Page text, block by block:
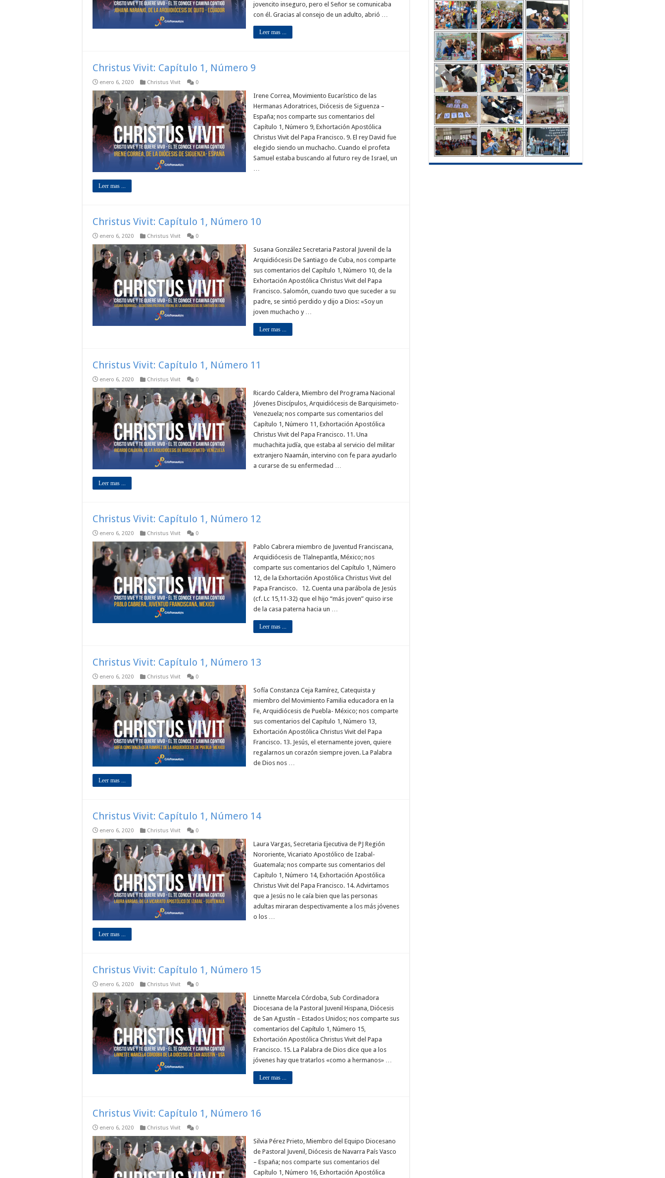
jovencito inseguro, pero el Señor se comunicaba
con él. Gracias al consejo de un adulto, abrió …
Leer mas ...
Christus Vivit: Capítulo 1, Número 9
enero 6, 2020 Christus Vivit 0
Irene Correa, Movimiento Eucarístico de las
Hermanas Adoratrices, Diócesis de Siguenza –
España; nos comparte sus comentarios del
Capítulo 1, Número 9, Exhortación Apostólica
Christus Vivit del Papa Francisco. 9. El rey David fue
elegido siendo un muchacho. Cuando el profeta
Samuel estaba buscando al futuro rey de Israel, un
…
Leer mas ...
Christus Vivit: Capítulo 1, Número 10
enero 6, 2020 Christus Vivit 0
Susana González Secretaria Pastoral Juvenil de la
Arquidiócesis De Santiago de Cuba, nos comparte
sus comentarios del Capítulo 1, Número 10, de la
Exhortación Apostólica Christus Vivit del Papa
Francisco. Salomón, cuando tuvo que suceder a su
padre, se sintió perdido y dijo a Dios: «Soy un
joven muchacho y …
Leer mas ...
Christus Vivit: Capítulo 1, Número 11
enero 6, 2020 Christus Vivit 0
Ricardo Caldera, Miembro del Programa Nacional
Jóvenes Discípulos, Arquidiócesis de Barquisimeto-
Venezuela; nos comparte sus comentarios del
Capítulo 1, Número 11, Exhortación Apostólica
Christus Vivit del Papa Francisco. 11. Una
muchachita judía, que estaba al servicio del militar
extranjero Naamán, intervino con fe para ayudarlo
a curarse de su enfermedad …
Leer mas ...
Christus Vivit: Capítulo 1, Número 12
enero 6, 2020 Christus Vivit 0
Pablo Cabrera miembro de Juventud Franciscana,
Arquidiócesis de Tlalnepantla, México; nos
comparte sus comentarios del Capítulo 1, Número
12, de la Exhortación Apostólica Christus Vivit del
Papa Francisco. 12. Cuenta una parábola de Jesús
(cf. Lc 15,11-32) que el hijo “más joven” quiso irse
de la casa paterna hacia un …
Leer mas ...
Christus Vivit: Capítulo 1, Número 13
enero 6, 2020 Christus Vivit 0
Sofía Constanza Ceja Ramírez, Catequista y
miembro del Movimiento Familia educadora en la
Fe, Arquidiócesis de Puebla- México; nos comparte
sus comentarios del Capítulo 1, Número 13,
Exhortación Apostólica Christus Vivit del Papa
Francisco. 13. Jesús, el eternamente joven, quiere
regalarnos un corazón siempre joven. La Palabra
de Dios nos …
Leer mas ...
Christus Vivit: Capítulo 1, Número 14
enero 6, 2020 Christus Vivit 0
Laura Vargas, Secretaria Ejecutiva de PJ Región
Nororiente, Vicariato Apostólico de Izabal-
Guatemala; nos comparte sus comentarios del
Capítulo 1, Número 14, Exhortación Apostólica
Christus Vivit del Papa Francisco. 14. Advirtamos
que a Jesús no le caía bien que las personas
adultas miraran despectivamente a los más jóvenes
o los …
Leer mas ...
Christus Vivit: Capítulo 1, Número 15
enero 6, 2020 Christus Vivit 0
Linnette Marcela Córdoba, Sub Cordinadora
Diocesana de la Pastoral Juvenil Hispana, Diócesis
de San Agustín – Estados Unidos; nos comparte sus
comentarios del Capítulo 1, Número 15,
Exhortación Apostólica Christus Vivit del Papa
Francisco. 15. La Palabra de Dios dice que a los
jóvenes hay que tratarlos «como a hermanos» …
Leer mas ...
Christus Vivit: Capítulo 1, Número 16
enero 6, 2020 Christus Vivit 0
Silvia Pérez Prieto, Miembro del Equipo Diocesano
de Pastoral Juvenil, Diócesis de Navarra País Vasco
– España; nos comparte sus comentarios del
Capítulo 1, Número 16, Exhortación Apostólica